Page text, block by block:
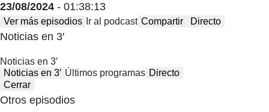
23/08/2024 - 01:38:13
Ver más episodios Ir al podcast Compartir Directo
Noticias en 3′
Noticias en 3′
Noticias en 3′ Últimos programas Directo
Cerrar
Otros episodios